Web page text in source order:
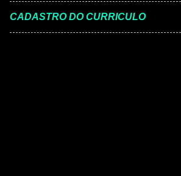
CADASTRO DO CURRICULO